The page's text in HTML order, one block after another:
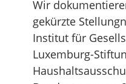
Wir
gekürzte
Institut für
Luxemburg-